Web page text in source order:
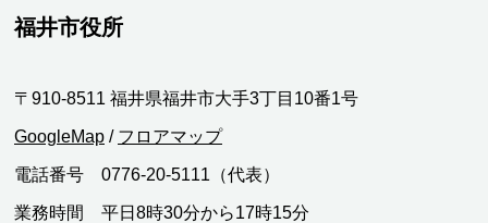
福井市役所
〒910-8511 福井県福井市大手3丁目10番1号
GoogleMap / フロアマップ
電話番号 0776-20-5111（代表）
業務時間 平日8時30分から17時15分